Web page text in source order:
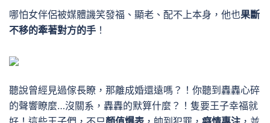
哪怕女伴侶被媒體譏笑發福、顯老、配不上本身，他也果斷
不移的牽著對方的手 ！
聽說曾經見過傢長瞭，那離成婚還遠嗎？！ 你聽到轟轟心碎
的聲響瞭麼…沒關系，轟轟的默算什麼？！隻要王子幸福就